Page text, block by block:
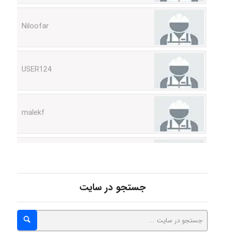
abolfazlkoshehe
A.balandeh
جستجو در سایت